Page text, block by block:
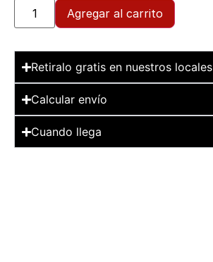
Agregar al carrito
Retiralo gratis en nuestros locales
Calcular envío
Cuando llega